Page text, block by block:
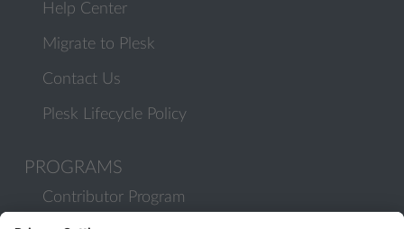
Help Center
Migrate to Plesk
Contact Us
Plesk Lifecycle Policy
PROGRAMS
Contributor Program